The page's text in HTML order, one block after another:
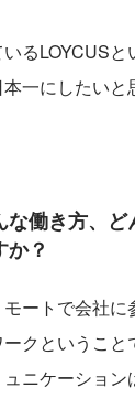
るLOYCUS
一にしたいと
働き方、
？
ートで会社に
クというこ
ニケーション